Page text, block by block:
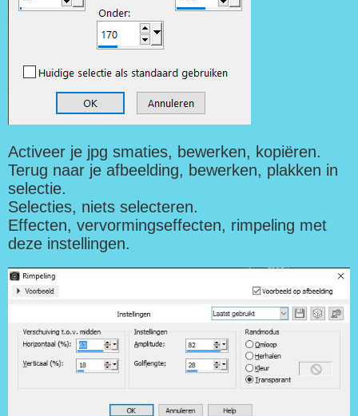
Activeer je jpg smaties, bewerken, kopiëren.
Terug naar je afbeelding, bewerken, plakken in
selectie.
Selecties, niets selecteren.
Effecten, vervormingseffecten, rimpeling met
deze instellingen.